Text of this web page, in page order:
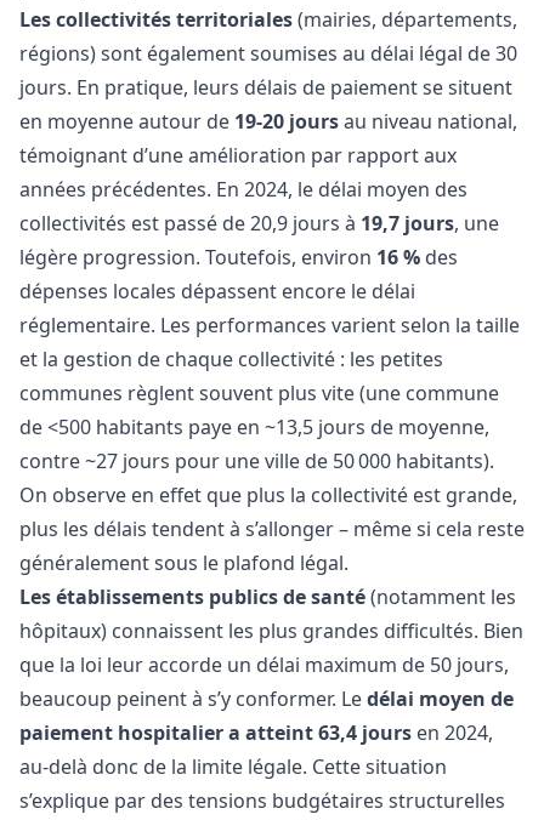
Les collectivités territoriales(mairies, départements,
régions) sont également soumises au délai légal de 30
jours. En pratique, leurs délais de paiement se situent
en moyenne autour de 19-20 joursau niveau national,
témoignant d’une amélioration par rapport aux
années précédentes. En 2024, le délai moyen des
collectivités est passé de 20,9 jours à 19,7 jours, une
légère progression. Toutefois, environ 16 % des
dépenses locales dépassent encore le délai
réglementaire. Les performances varient selon la taille
et la gestion de chaque collectivité : les petites
communes règlent souvent plus vite (une commune
de <500 habitants paye en ~13,5 jours de moyenne,
contre ~27 jours pour une ville de 50 000 habitants).
On observe en effet que plus la collectivité est grande,
plus les délais tendent à s’allonger – même si cela reste
généralement sous le plafond légal.
Les établissements publics de santé(notamment les
hôpitaux) connaissent les plus grandes difficultés. Bien
que la loi leur accorde un délai maximum de 50 jours,
beaucoup peinent à s’y conformer. Ledélai moyen de
paiement hospitalier a atteint 63,4 jours en 2024,
au-delà donc de la limite légale. Cette situation
s’explique par des tensions budgétaires structurelles